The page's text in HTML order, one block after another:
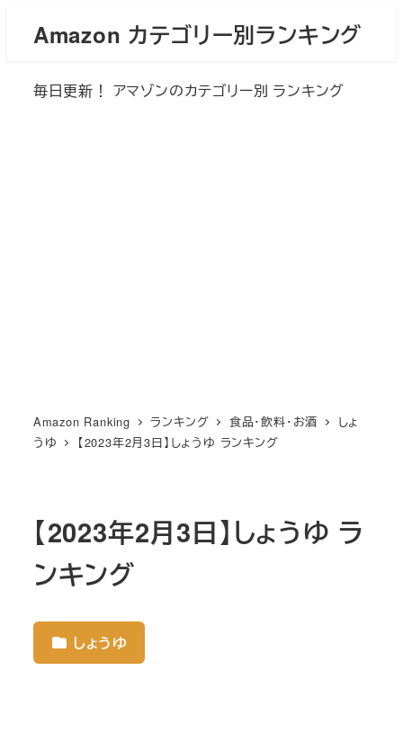
Amazon カテゴリー別ランキング
毎日更新！ アマゾンのカテゴリー別 ランキング
Amazon Ranking ランキング 食品・飲料・お酒
しょ
うゆ
【2023年2月3日】しょうゆ ランキング
【2023年2月3日】しょうゆ ラ
ンキング
しょうゆ